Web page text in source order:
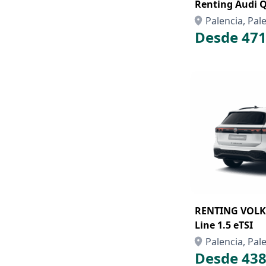
Renting Audi
Palencia,
Desde
RENTING
Line 1.5 eTSI
Palencia,
Desde